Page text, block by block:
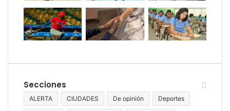
Secciones
ALERTA CIUDADES De opinión Deportes